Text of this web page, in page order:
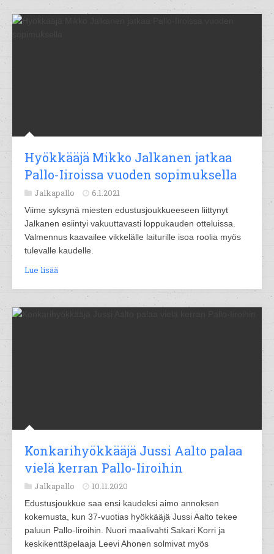
Hyökkääjä Mikko Jalkanen jatkaa
Pallo-Iiroissa vuoden sopimuksella
Jalkapallo 6.1.2021
Viime syksynä miesten edustusjoukkueeseen liittynyt
Jalkanen esiintyi vakuuttavasti loppukauden otteluissa.
Valmennus kaavailee vikkelälle laiturille isoa roolia myös
tulevalle kaudelle.
Lue lisää
Konkarihyökkääjä Jussi Aalto palaa
vielä kerran Pallo-Iiroihin
Jalkapallo 10.11.2020
Edustusjoukkue saa ensi kaudeksi aimo annoksen
kokemusta, kun 37-vuotias hyökkääjä Jussi Aalto tekee
paluun Pallo-Iiroihin. Nuori maalivahti Sakari Korri ja
keskikenttäpelaaja Leevi Ahonen solmivat myös